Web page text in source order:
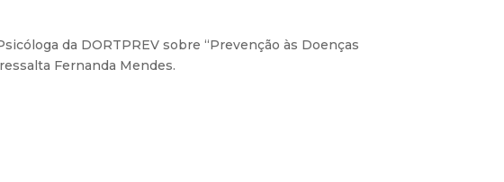
da DORTPREV sobre “Prevenção às Doenças
Fernanda Mendes.